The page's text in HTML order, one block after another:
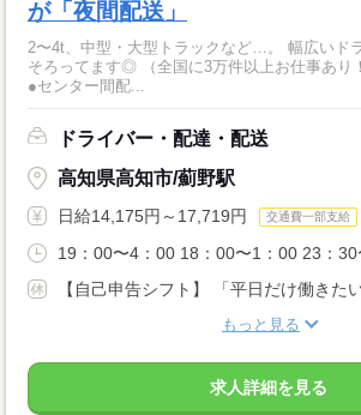
が「夜間配送」
2〜4t、中型・大型トラックなど…。 幅広いド
そろってます◎ （全国に3万件以上お仕事あり！） 【お仕事の
●センター間配...
ドライバー・配達・配送
高知県高知市/薊野駅
日給14,175円～17,719円 交通費一部支給
19：00〜4：00 18：00〜1：00 23：30
【自己申告シフト】 「平日だけ働きたい
もっと見る
求人詳細を見る